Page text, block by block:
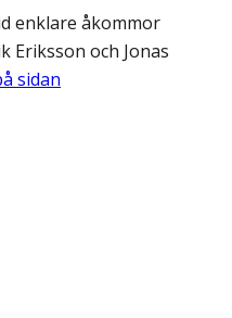
enklare åkommor
Eriksson och Jonas
sidan